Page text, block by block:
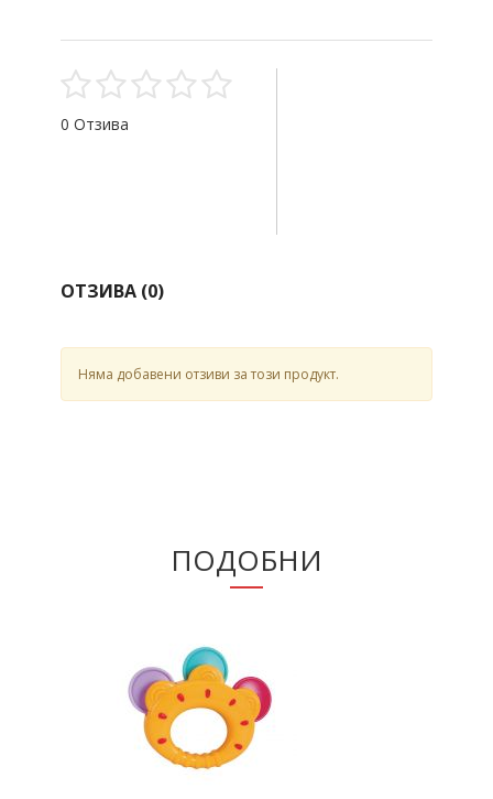
0 Отзива
ОТЗИВА (0)
Няма добавени отзиви за този продукт.
ПОДОБНИ